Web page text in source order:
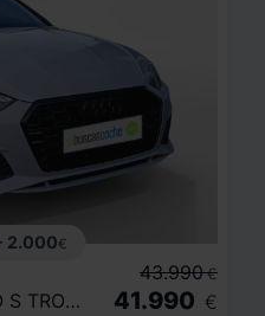
2.000€
S LINE 40 TDI QUATTRO S TRONIC SPORTBACK
43.990 €
41.990 €